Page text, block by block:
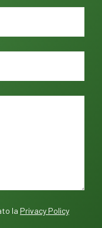
la Privacy Policy